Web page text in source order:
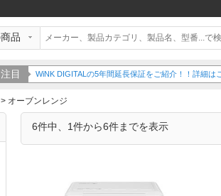
注目 WiNK DIGITALの5年間延長保証をご紹介！！詳細は
> オーブンレンジ
6件中、1件から6件までを表示